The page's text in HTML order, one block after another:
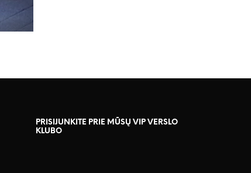
PRISIJUNKITE PRIE MŪSŲ VIP VERSLO
KLUBO